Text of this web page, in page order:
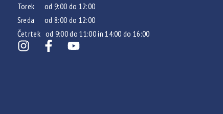
Torek od 9:00 do 12:00
Sreda od 8:00 do 12:00
Četrtek od 9:00 do 11:00 in 14:00 do 16:00